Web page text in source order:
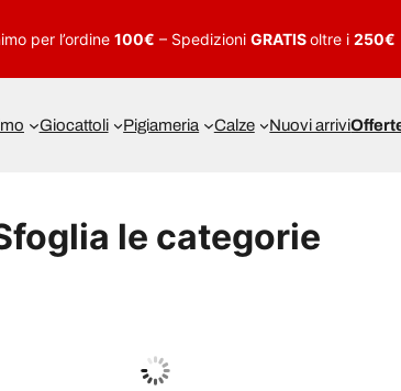
per l’ordine 100€ – Spedizioni GRATISoltre i 250€
Giocattoli Pigiameria Calze Nuovi arrivi
le categorie
Guarda tutto